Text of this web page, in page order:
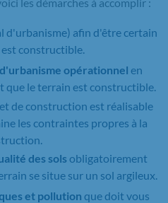
d'urbanisme) afin d'être certain
constructible.
opérationnel en
que le terrain est constructible.
de construction est réalisable
les contraintes propres à la
des sols obligatoirement
se situe sur un sol argileux.
et pollution que doit vous